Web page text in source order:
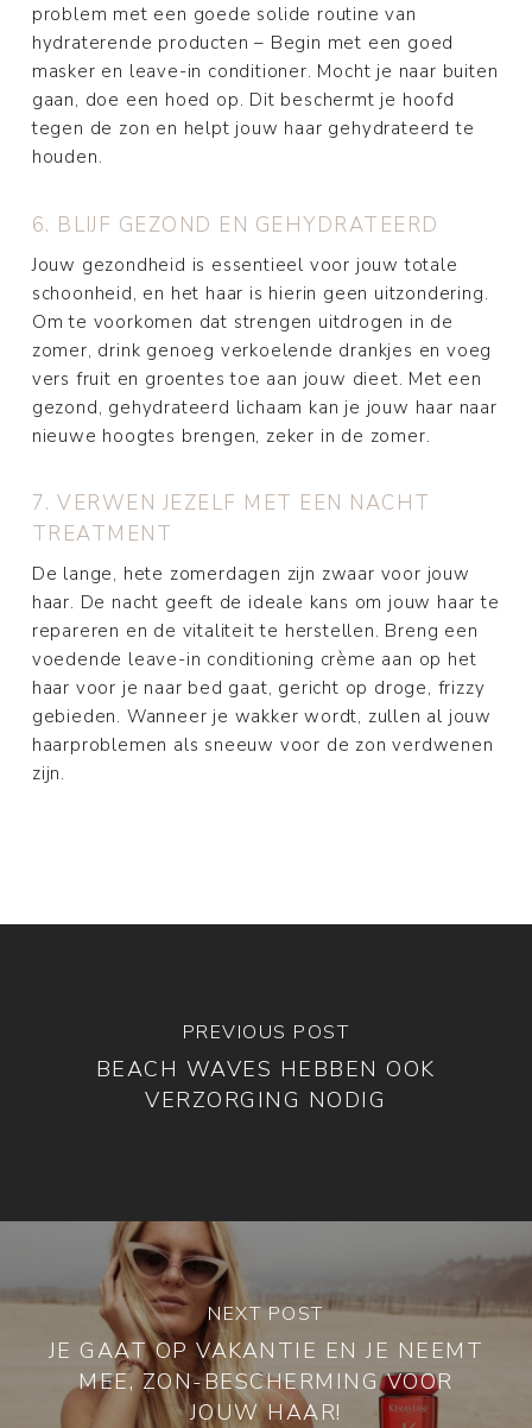
problem met een goede solide routine van
hydraterende producten – Begin met een goed
masker en leave-in conditioner. Mocht je naar buiten
gaan, doe een hoed op. Dit beschermt je hoofd
tegen de zon en helpt jouw haar gehydrateerd te
houden.
6. BLIJF GEZOND EN GEHYDRATEERD
Jouw gezondheid is essentieel voor jouw totale
schoonheid, en het haar is hierin geen uitzondering.
Om te voorkomen dat strengen uitdrogen in de
zomer, drink genoeg verkoelende drankjes en voeg
vers fruit en groentes toe aan jouw dieet. Met een
gezond, gehydrateerd lichaam kan je jouw haar naar
nieuwe hoogtes brengen, zeker in de zomer.
7. VERWEN JEZELF MET EEN NACHT
TREATMENT
De lange, hete zomerdagen zijn zwaar voor jouw
haar. De nacht geeft de ideale kans om jouw haar te
repareren en de vitaliteit te herstellen. Breng een
voedende leave-in conditioning crème aan op het
haar voor je naar bed gaat, gericht op droge, frizzy
gebieden. Wanneer je wakker wordt, zullen al jouw
haarproblemen als sneeuw voor de zon verdwenen
zijn.
PREVIOUS POST
BEACH WAVES HEBBEN OOK
VERZORGING NODIG
NEXT POST
JE GAAT OP VAKANTIE EN JE NEEMT
MEE, ZON-BESCHERMING VOOR
JOUW HAAR!